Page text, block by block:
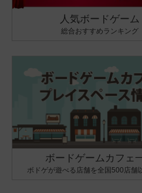
人気ボードゲーム
総合おすすめランキング
ボードゲームカフェ
ボドゲが遊べる店舗を全国500店舗